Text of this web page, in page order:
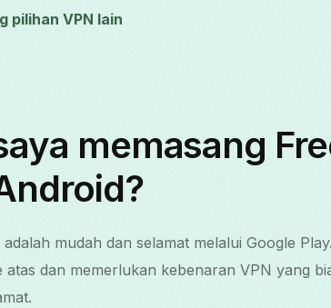
pilihan VPN lain
memasang
mudah dan selamat melalui Google
dan memerlukan kebenaran VPN yang